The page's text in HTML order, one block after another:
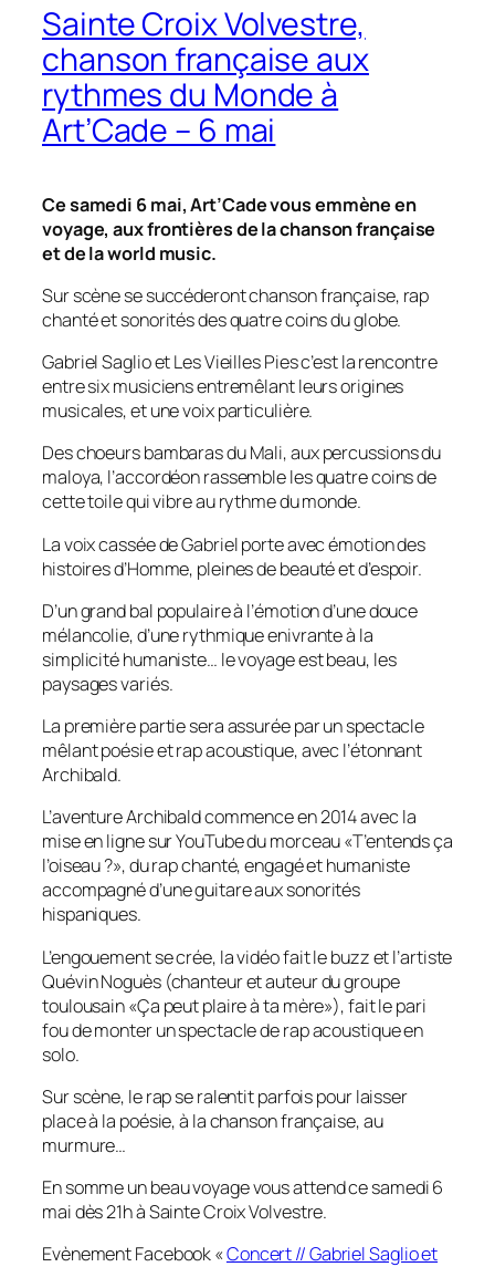
Sainte Croix Volvestre,
chanson française aux
rythmes du Monde à
Art’Cade – 6 mai
Ce samedi 6 mai, Art’Cade vous emmène en
voyage, aux frontières de la chanson française
et de la world music.
Sur scène se succéderont chanson française, rap
chanté et sonorités des quatre coins du globe.
Gabriel Saglio et Les Vieilles Pies c’est la rencontre
entre six musiciens entremêlant leurs origines
musicales, et une voix particulière.
Des choeurs bambaras du Mali, aux percussions du
maloya, l’accordéon rassemble les quatre coins de
cette toile qui vibre au rythme du monde.
La voix cassée de Gabriel porte avec émotion des
histoires d’Homme, pleines de beauté et d’espoir.
D’un grand bal populaire à l’émotion d’une douce
mélancolie, d’une rythmique enivrante à la
simplicité humaniste… le voyage est beau, les
paysages variés.
La première partie sera assurée par un spectacle
mêlant poésie et rap acoustique, avec l’étonnant
Archibald.
L’aventure Archibald commence en 2014 avec la
mise en ligne sur YouTube du morceau «T’entends ça
l’oiseau ?», du rap chanté, engagé et humaniste
accompagné d’une guitare aux sonorités
hispaniques.
L’engouement se crée, la vidéo fait le buzz et l’artiste
Quévin Noguès (chanteur et auteur du groupe
toulousain «Ça peut plaire à ta mère»), fait le pari
fou de monter un spectacle de rap acoustique en
solo.
Sur scène, le rap se ralentit parfois pour laisser
place à la poésie, à la chanson française, au
murmure…
En somme un beau voyage vous attend ce samedi 6
mai dès 21h à Sainte Croix Volvestre.
Evènement Facebook «Concert // Gabriel Saglio et